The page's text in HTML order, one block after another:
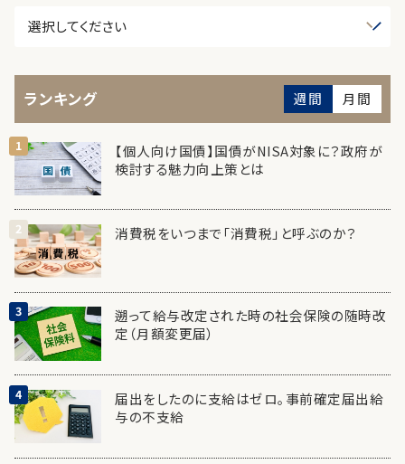
ランキング 週間 月間
【個人向け国債】国債がNISA対象に？政府が
検討する魅力向上策とは
消費税をいつまで「消費税」と呼ぶのか？
遡って給与改定された時の社会保険の随時改
定（月額変更届）
届出をしたのに支給はゼロ。事前確定届出給
与の不支給